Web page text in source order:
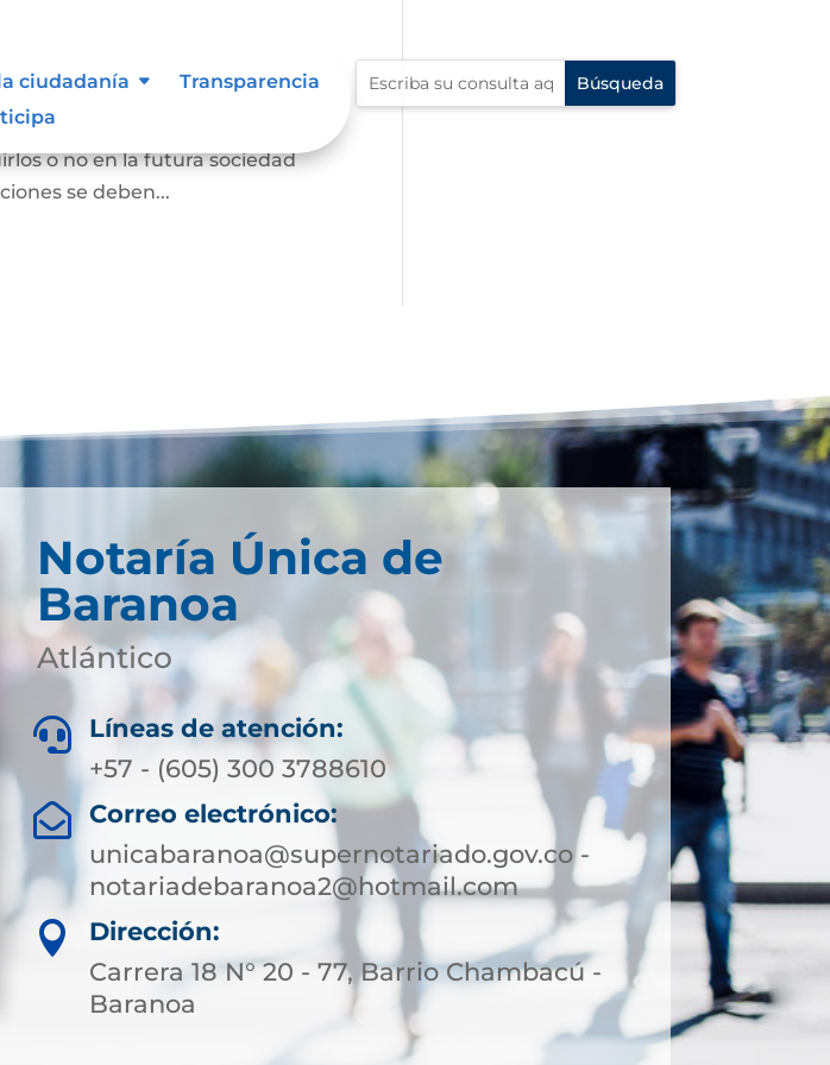
ciudadanía
Transparencia
matrimonio civil o matrimonio
o no en la futura sociedad
se deben...
Notaría Única de
Baranoa
Atlántico

Líneas de atención:
+57 - (605) 300 3788610

Correo electrónico:
unicabaranoa@supernotariado.gov.co -
notariadebaranoa2@hotmail.com

Dirección:
Carrera 18 N° 20 - 77, Barrio Chambacú -
Baranoa